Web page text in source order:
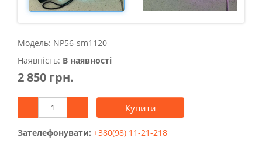
Модель: NP56-sm1120
Наявність: В наявності
2 850 грн.
Купити
Зателефонувати: +380(98) 11-21-218